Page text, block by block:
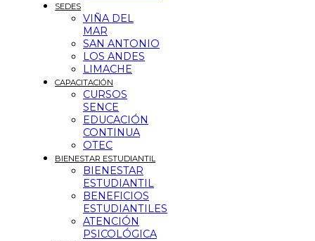
SEDES
VIÑA DEL
MAR
SAN ANTONIO
LOS ANDES
LIMACHE
CAPACITACIÓN
CURSOS
SENCE
EDUCACIÓN
CONTINUA
OTEC
BIENESTAR ESTUDIANTIL
BIENESTAR
ESTUDIANTIL
BENEFICIOS
ESTUDIANTILES
ATENCIÓN
PSICOLÓGICA